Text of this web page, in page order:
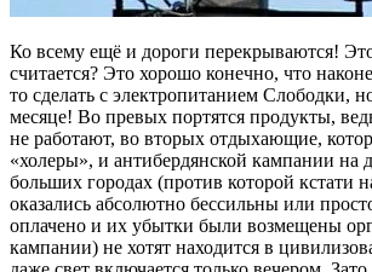
Ко всему ещё и дороги перекрываются!
считается? Это хорошо конечно, что
то сделать с электропитанием Слободки,
месяце! Во превых портятся продукты,
не работают, во вторых отдыхающие,
«холеры», и антибердянской кампании на
больших городах (против которой кстати
оказались абсолютно бессильны или
оплачено и их убытки были возмещены
кампании) не хотят находится в